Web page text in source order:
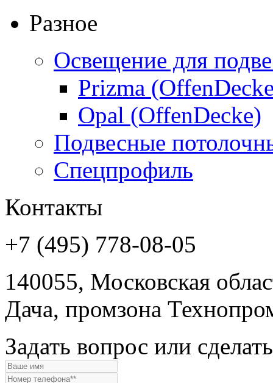
Разное
Освещение для
Prizma
Opal (OffenDecke)
Подвесные
Спецпрофиль
Контакты
+7 (495) 778-08-05
140055, Московская
Дача, промзона
Задать вопрос или